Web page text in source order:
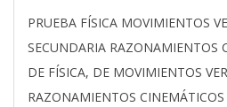
2023-
06-
08
PRUEBA FÍSICA MOVIMIENTOS
SECUNDARIA RAZONAMIENTOS
DE FÍSICA, DE MOVIMIENTOS
RAZONAMIENTOS CINEMÁTICOS